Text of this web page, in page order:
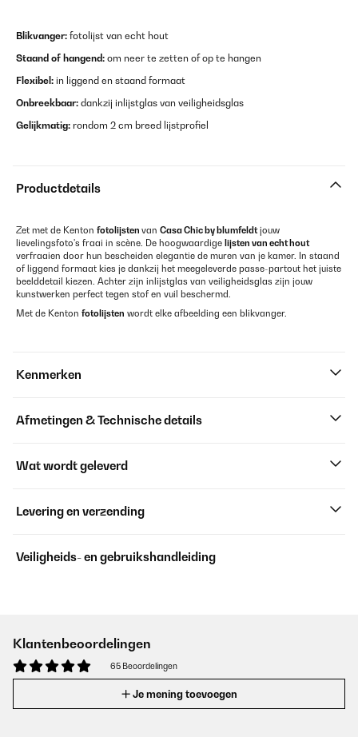
Blikvanger: fotolijst van echt hout
Staand of hangend: om neer te zetten of op te hangen
Flexibel: in liggend en staand formaat
Onbreekbaar: dankzij inlijstglas van veiligheidsglas
Gelijkmatig: rondom 2 cm breed lijstprofiel
Productdetails
Zet met de Kenton fotolijsten van Casa Chic by blumfeldtjouw
lievelingsfoto's fraai in scène. De hoogwaardige lijsten van echt hout
verfraaien door hun bescheiden elegantie de muren van je kamer. In staand
of liggend formaat kies je dankzij het meegeleverde passe-partout het juiste
beelddetail kiezen. Achter zijn inlijstglas van veiligheidsglas zijn jouw
kunstwerken perfect tegen stof en vuil beschermd.
Met de Kenton fotolijsten wordt elke afbeelding een blikvanger.
Kenmerken
Afmetingen & Technische details
Wat wordt geleverd
Levering en verzending
Veiligheids- en gebruikshandleiding
Klantenbeoordelingen
65 Beoordelingen
Je mening toevoegen